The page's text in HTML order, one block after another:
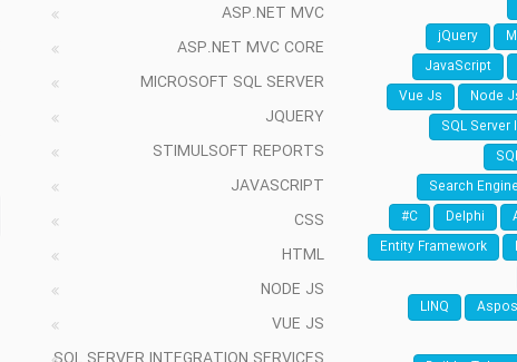
ASP.NET MVC
ASP.NET MVC CORE
MICROSOFT SQL SERVER
JQUERY
STIMULSOFT REPORTS
JAVASCRIPT
CSS
HTML
NODE JS
VUE JS
jQuery
JavaScript
Node
Vue Js
SQL
Search
Delphi
C#
Entity Framework
LINQ